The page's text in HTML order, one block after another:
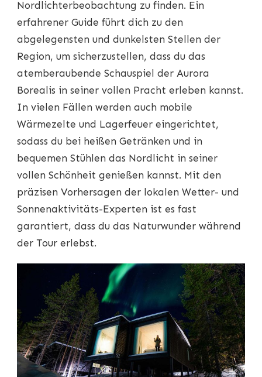
Nordlichterbeobachtung zu finden. Ein
erfahrener Guide führt dich zu den
abgelegensten und dunkelsten Stellen der
Region, um sicherzustellen, dass du das
atemberaubende Schauspiel der Aurora
Borealis in seiner vollen Pracht erleben kannst.
In vielen Fällen werden auch mobile
Wärmezelte und Lagerfeuer eingerichtet,
sodass du bei heißen Getränken und in
bequemen Stühlen das Nordlicht in seiner
vollen Schönheit genießen kannst. Mit den
präzisen Vorhersagen der lokalen Wetter- und
Sonnenaktivitäts-Experten ist es fast
garantiert, dass du das Naturwunder während
der Tour erlebst.